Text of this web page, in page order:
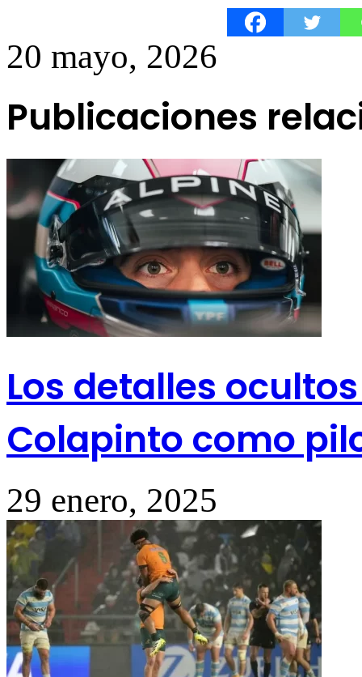
20 mayo, 2026
Publicaciones
Los detalles
Colapinto como
29 enero, 2025